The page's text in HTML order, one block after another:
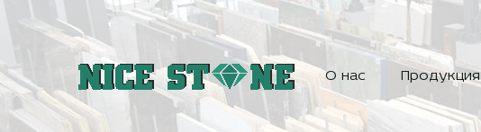
О нас Продукция